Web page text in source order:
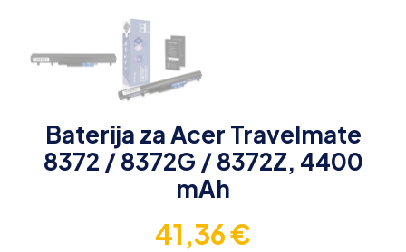
Baterija za Acer Travelmate
8372 / 8372G / 8372Z, 4400
mAh
41,36€